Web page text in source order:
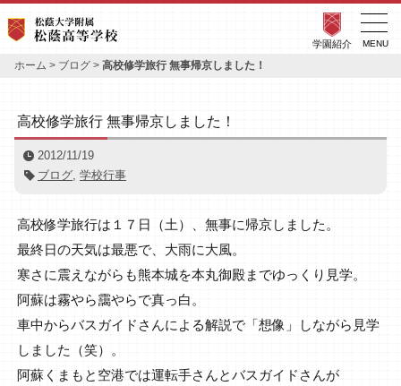
学園紹介
ホーム > ブログ > 高校修学旅行 無事帰京しました！
高校修学旅行 無事帰京しました！
2012/11/19
ブログ, 学校行事
高校修学旅行は１７日（土）、無事に帰京しました。
最終日の天気は最悪で、大雨に大風。
寒さに震えながらも熊本城を本丸御殿までゆっくり見学。
阿蘇は霧やら靄やらで真っ白。
車中からバスガイドさんによる解説で「想像」しながら見学
しました（笑）。
阿蘇くまもと空港では運転手さんとバスガイドさんが
MENU